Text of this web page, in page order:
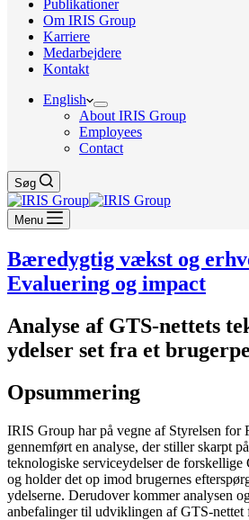
Publikationer
Om IRIS Group
Karriere
Medarbejdere
Kontakt
English
About IRIS Group
Employees
Contact
Søg
Menu
Bæredygtig vækst og
Evaluering og impact
Analyse af GTS-nettets
ydelser set fra et
Opsummering
IRIS Group har på vegne af Styrelsen for
gennemført en analyse, der stiller skarpt
teknologiske serviceydelser de forskellige
og holder det op imod brugernes
ydelserne. Derudover kommer analysen
anbefalinger til udviklingen af GTS-nettet